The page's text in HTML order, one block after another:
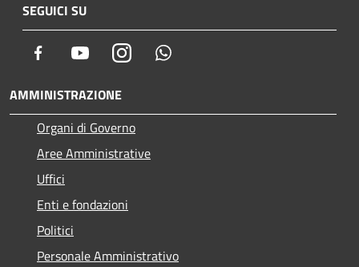
SEGUICI SU
Facebook YoutubeInstagram
AMMINISTRAZIONE
Organi di Governo
Aree Amministrative
Uffici
Enti e fondazioni
Politici
Personale Amministrativo